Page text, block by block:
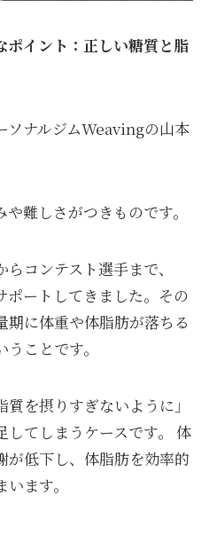
ポイント：正しい糖質と脂
ソナルジムWeavingの山本
難しさがつきものです。
コンテスト選手まで、
ートしてきました。その
に体重や体脂肪が落ちる
ことです。
を摂りすぎないように」
してしまうケースです。 体
が低下し、体脂肪を効率的
ます。